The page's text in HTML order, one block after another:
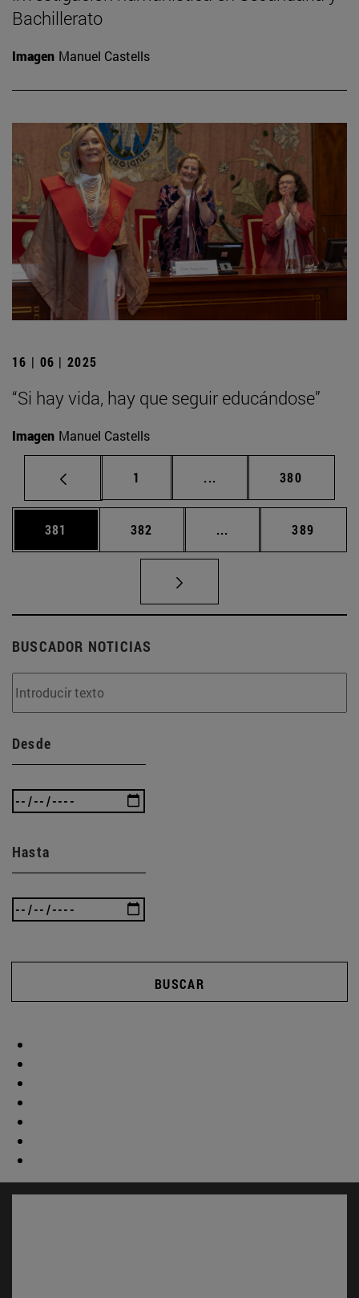
Bachillerato
Imagen Manuel Castells
16 | 06 | 2025
“Si hay vida, hay que seguir educándose”
Imagen Manuel Castells
Página
1 ... Páginas intermedias
Página
380
Página
381 Página
382 ... Páginas intermedias
Página
389
BUSCADOR NOTICIAS
Desde
Hasta
BUSCAR